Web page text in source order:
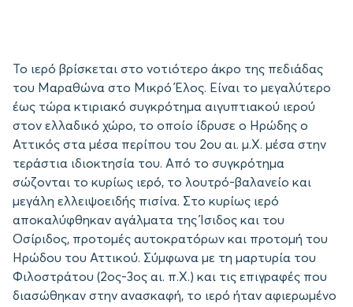
Το ιερό βρίσκεται στο νοτιότερο άκρο της πεδιάδας
του Μαραθώνα στο Μικρό Έλος. Είναι το μεγαλύτερο
έως τώρα κτιριακό συγκρότημα αιγυπτιακού ιερού
στον ελλαδικό χώρο, το οποίο ίδρυσε ο Ηρώδης ο
Αττικός στα μέσα περίπου του 2ου αι. μ.Χ. μέσα στην
τεράστια ιδιοκτησία του. Από το συγκρότημα
σώζονται το κυρίως ιερό, το λουτρό-βαλανείο και
μεγάλη ελλειψοειδής πισίνα. Στο κυρίως ιερό
αποκαλύφθηκαν αγάλματα της Ίσιδος και του
Οσίριδος, προτομές αυτοκρατόρων και προτομή του
Ηρώδου του Αττικού. Σύμφωνα με τη μαρτυρία του
Φιλοστράτου (2ος-3ος αι. π.Χ.) και τις επιγραφές που
διασώθηκαν στην ανασκαφή, το ιερό ήταν αφιερωμένο